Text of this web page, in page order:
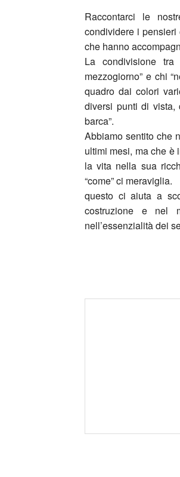
Raccontarci le
condividere i
che hanno
La condivisione tra
mezzogiorno” e chi
quadro dai colori
diversi punti di
barca”.
Abbiamo sentito che
ultimi mesi, ma che è
la vita nella sua
“come” ci meraviglia.
questo ci aiuta a
costruzione e nel
nell’essenzialità dei